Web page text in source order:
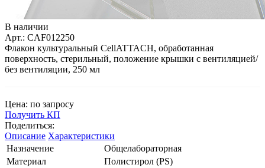
В наличии
Арт.: CAF012250
Флакон культуральный CellATTACH, обработанная
поверхность, стерильный, положение крышки с вентиляцией/
без вентиляции, 250 мл
Цена: по запросу
Получить КП
Поделиться:
Описание Характеристики
Назначение
Общелабораторная
Материал
Полистирол (PS)